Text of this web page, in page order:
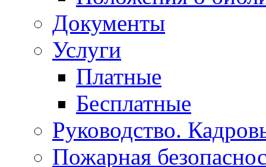
Документы
Услуги
Платные
Бесплатные
Руководство.
Пожарная